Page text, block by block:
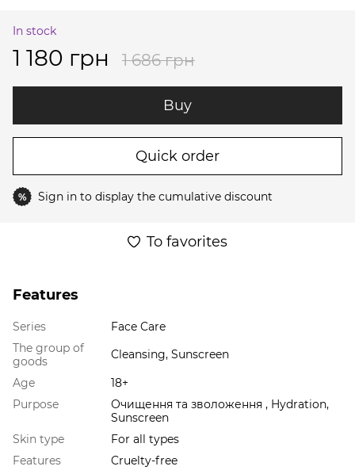
In stock
1 180 грн 1 686 грн
Buy
Quick order
% Sign in to display the cumulative discount
To favorites
Features
Series
Face Care
The group of
goods
Cleansing, Sunscreen
Age
18+
Purpose
Очищення та зволоження , Hydration,
Sunscreen
Skin type
For all types
Features
Cruelty-free